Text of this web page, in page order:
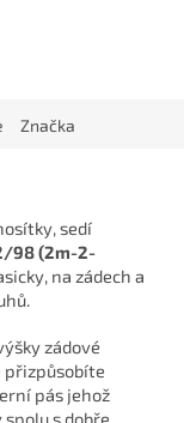
Značka
sedí
98 (2m-2-
na zádech a
zádové
přizpůsobíte
pás jehož
s dobře